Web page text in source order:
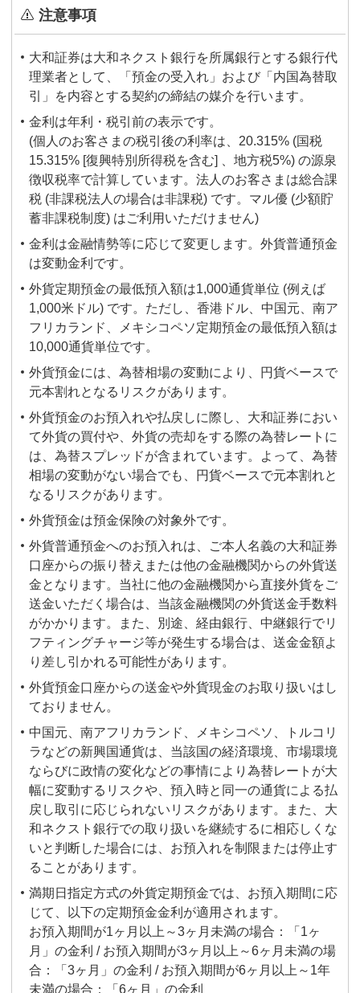
注意事項
大和証券は大和ネクスト銀行を所属銀行とする銀行代
理業者として、「預金の受入れ」および「内国為替取
引」を内容とする契約の締結の媒介を行います。
金利は年利・税引前の表示です。
(個人のお客さまの税引後の利率は、20.315% (国税
15.315% [復興特別所得税を含む] 、地方税5%) の源泉
徴収税率で計算しています。法人のお客さまは総合課
税 (非課税法人の場合は非課税) です。マル優 (少額貯
蓄非課税制度) はご利用いただけません)
金利は金融情勢等に応じて変更します。外貨普通預金
は変動金利です。
外貨定期預金の最低預入額は1,000通貨単位 (例えば
1,000米ドル) です。ただし、香港ドル、中国元、南ア
フリカランド、メキシコペソ定期預金の最低預入額は
10,000通貨単位です。
外貨預金には、為替相場の変動により、円貨ベースで
元本割れとなるリスクがあります。
外貨預金のお預入れや払戻しに際し、大和証券におい
て外貨の買付や、外貨の売却をする際の為替レートに
は、為替スプレッドが含まれています。よって、為替
相場の変動がない場合でも、円貨ベースで元本割れと
なるリスクがあります。
外貨預金は預金保険の対象外です。
外貨普通預金へのお預入れは、ご本人名義の大和証券
口座からの振り替えまたは他の金融機関からの外貨送
金となります。当社に他の金融機関から直接外貨をご
送金いただく場合は、当該金融機関の外貨送金手数料
がかかります。また、別途、経由銀行、中継銀行でリ
フティングチャージ等が発生する場合は、送金金額よ
り差し引かれる可能性があります。
外貨預金口座からの送金や外貨現金のお取り扱いはし
ておりません。
中国元、南アフリカランド、メキシコペソ、トルコリ
ラなどの新興国通貨は、当該国の経済環境、市場環境
ならびに政情の変化などの事情により為替レートが大
幅に変動するリスクや、預入時と同一の通貨による払
戻し取引に応じられないリスクがあります。また、大
和ネクスト銀行での取り扱いを継続するに相応しくな
いと判断した場合には、お預入れを制限または停止す
ることがあります。
満期日指定方式の外貨定期預金では、お預入期間に応
じて、以下の定期預金金利が適用されます。
お預入期間が1ヶ月以上～3ヶ月未満の場合：「1ヶ
月」の金利 / お預入期間が3ヶ月以上～6ヶ月未満の場
合：「3ヶ月」の金利 / お預入期間が6ヶ月以上～1年
未満の場合：「6ヶ月」の金利